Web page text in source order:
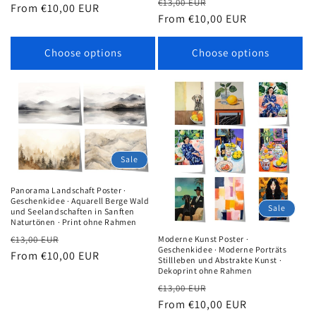
price price
From €10,00 EUR
Choose options
price
price
From €10,00 EUR
Choose options
Sale
Panorama Landschaft Poster ·
Geschenkidee · Aquarell Berge Wald
und Seelandschaften in Sanften
Naturtönen · Print ohne Rahmen
Regular
price
€13,00 EUR
price
From €10,00 EUR
Sale
Moderne Kunst Poster ·
Geschenkidee · Moderne Porträts
Stillleben und Abstrakte Kunst ·
Dekoprint ohne Rahmen
Regular
price
€13,00 EUR
price
From €10,00 EUR